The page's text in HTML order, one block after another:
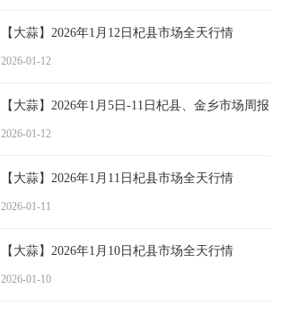
【大蒜】2026年1月12日杞县市场全天行情
2026-01-12
【大蒜】2026年1月5日-11日杞县、金乡市场周报
2026-01-12
【大蒜】2026年1月11日杞县市场全天行情
2026-01-11
【大蒜】2026年1月10日杞县市场全天行情
2026-01-10